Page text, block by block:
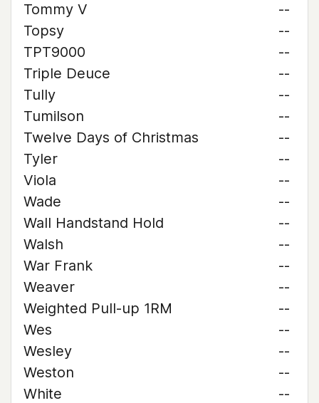
Tommy V
--
Topsy
--
TPT9000
--
Triple Deuce
--
Tully
--
Tumilson
--
Twelve Days of Christmas
--
Tyler
--
Viola
--
Wade
--
Wall Handstand Hold
--
Walsh
--
War Frank
--
Weaver
--
Weighted Pull-up 1RM
--
Wes
--
Wesley
--
Weston
--
White
--